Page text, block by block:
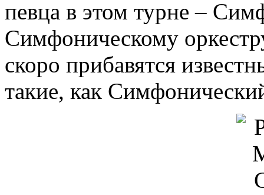
певца в этом турне –
Симфоническому
скоро прибавятся
такие, как